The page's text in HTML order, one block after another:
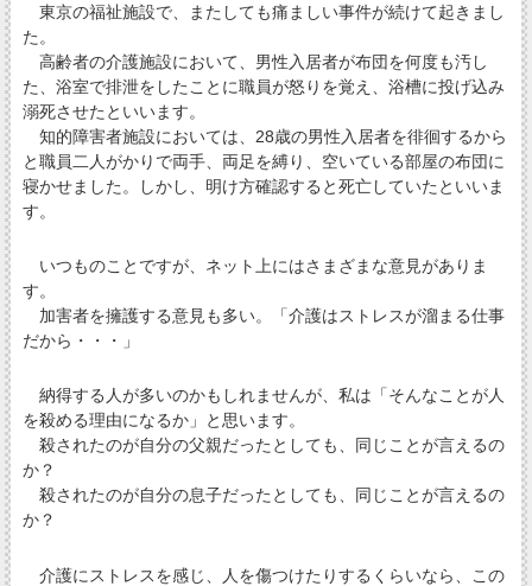
東京の福祉施設で、またしても痛ましい事件が続けて起きまし
た。
高齢者の介護施設において、男性入居者が布団を何度も汚し
た、浴室で排泄をしたことに職員が怒りを覚え、浴槽に投げ込み
溺死させたといいます。
知的障害者施設においては、28歳の男性入居者を徘徊するから
と職員二人がかりで両手、両足を縛り、空いている部屋の布団に
寝かせました。しかし、明け方確認すると死亡していたといいま
す。
いつものことですが、ネット上にはさまざまな意見がありま
す。
加害者を擁護する意見も多い。「介護はストレスが溜まる仕事
だから・・・」
納得する人が多いのかもしれませんが、私は「そんなことが人
を殺める理由になるか」と思います。
殺されたのが自分の父親だったとしても、同じことが言えるの
か？
殺されたのが自分の息子だったとしても、同じことが言えるの
か？
介護にストレスを感じ、人を傷つけたりするくらいなら、この